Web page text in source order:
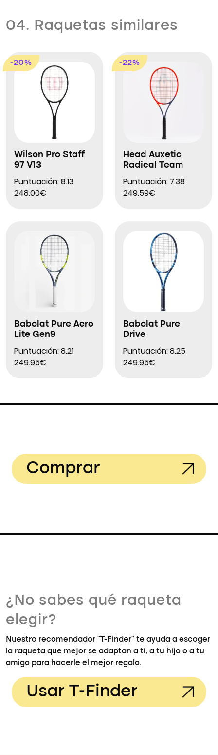
04. Raquetas similares
-20%
Wilson Pro Staff
97 V13
Puntuación: 8.13
248.00€
-22%
Head Auxetic
Radical Team
Puntuación: 7.38
249.59€
Babolat Pure Aero
Lite Gen9
Puntuación: 8.21
249.95€
Babolat Pure
Drive
Puntuación: 8.25
249.95€
Comprar
¿No sabes qué raqueta
elegir?
Nuestro recomendador "T-Finder" te ayuda a escoger
la raqueta que mejor se adaptan a ti, a tu hijo o a tu
amigo para hacerle el mejor regalo.
Usar T-Finder